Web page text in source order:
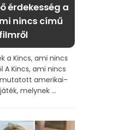
érdekesség a
nincs című
filmről
a Kincs, ami nincs
Kincs, ami nincs
amerikai–
melynek ...